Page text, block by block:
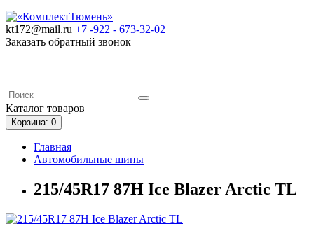
kt172@mail.ru +7 -922 - 673-32-02
Заказать обратный звонок
Каталог товаров
Корзина: 0
Главная
Автомобильные шины
215/45R17 87H Ice Blazer Arctic TL